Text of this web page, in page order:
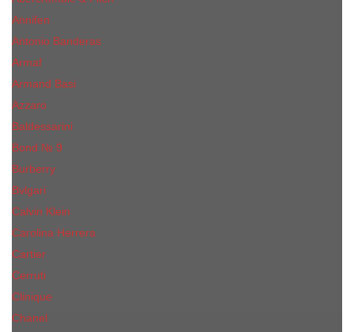
Annifen
Antonio Banderas
Armaf
Armand Basi
Azzaro
Baldessarini
Bond № 9
Burberry
Bvlgari
Calvin Klein
Carolina Herrera
Cartier
Cerruti
Сliniquе
Chanel